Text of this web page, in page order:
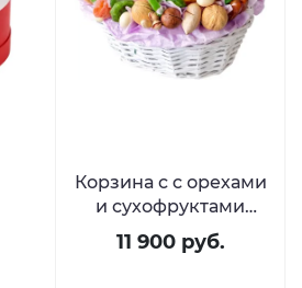
Корзина с с орехами
и сухофруктами
«Караванный путь»
11 900 руб.